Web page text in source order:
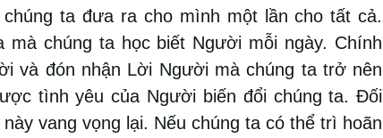
ta đưa ra cho mình một lần cho tất cả.
mà chúng ta học biết Người mỗi ngày. Chính
và đón nhận Lời Người mà chúng ta trở nên
tình yêu của Người biến đổi chúng ta. Đối
vang vọng lại. Nếu chúng ta có thể trì hoãn